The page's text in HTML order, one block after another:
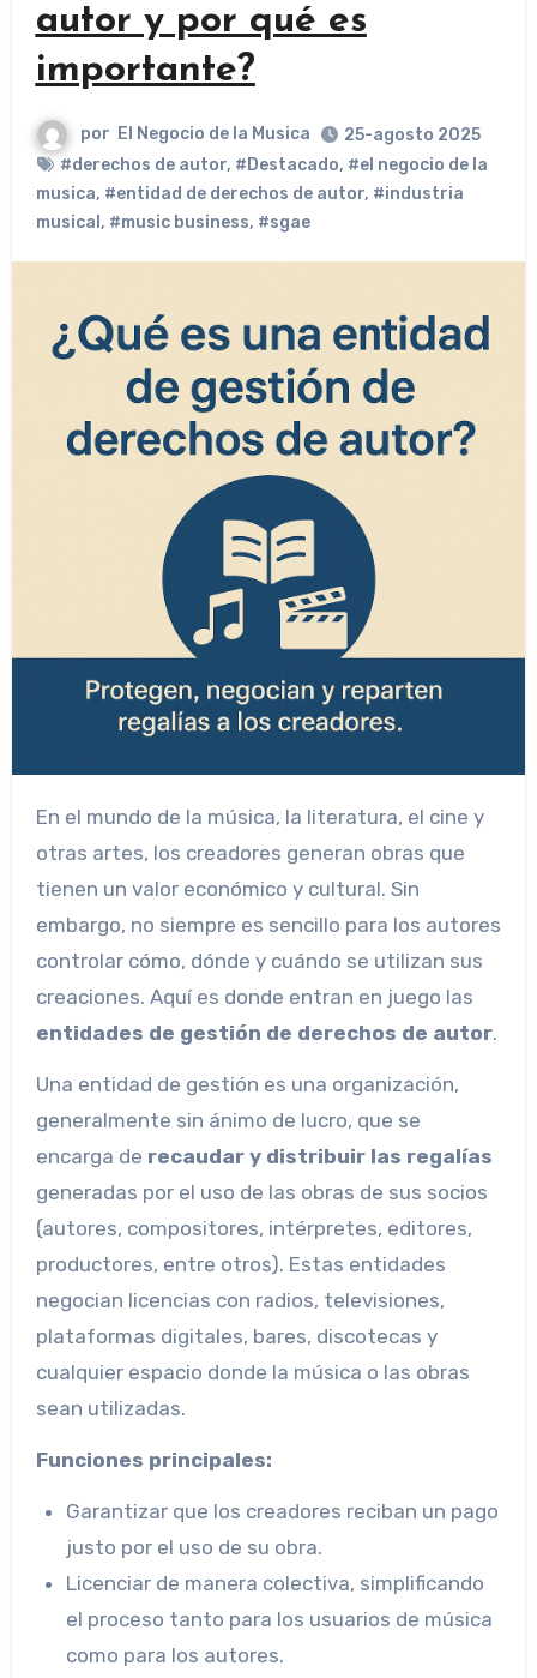
autor y por qué es
importante?
por El Negocio de la Musica
25-agosto 2025
#derechos de autor, #Destacado, #el negocio de la
musica, #entidad de derechos de autor, #industria
musical , #music business, #sgae
En el mundo de la música, la literatura, el cine y
otras artes, los creadores generan obras que
tienen un valor económico y cultural. Sin
embargo, no siempre es sencillo para los autores
controlar cómo, dónde y cuándo se utilizan sus
creaciones. Aquí es donde entran en juego las
entidades de gestión de derechos de autor.
Una entidad de gestión es una organización,
generalmente sin ánimo de lucro, que se
encarga de recaudar y distribuir las regalías
generadas por el uso de las obras de sus socios
(autores, compositores, intérpretes, editores,
productores, entre otros). Estas entidades
negocian licencias con radios, televisiones,
plataformas digitales, bares, discotecas y
cualquier espacio donde la música o las obras
sean utilizadas.
Funciones principales:
Garantizar que los creadores reciban un pago
justo por el uso de su obra.
Licenciar de manera colectiva, simplificando
el proceso tanto para los usuarios de música
como para los autores.